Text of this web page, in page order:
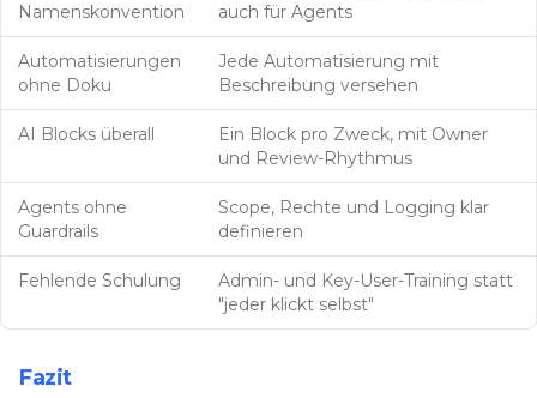
Namenskonvention
auch für Agents
Automatisierungen
ohne Doku
Jede Automatisierung mit
Beschreibung versehen
AI Blocks überall
Ein Block pro Zweck, mit Owner
und Review-Rhythmus
Agents ohne
Guardrails
Scope, Rechte und Logging klar
definieren
Fehlende Schulung
Admin- und Key-User-Training statt
"jeder klickt selbst"
Fazit